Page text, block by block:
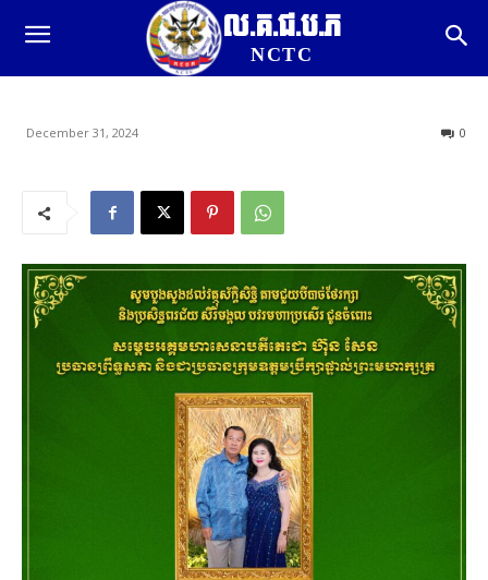
ល.គ.ជ.ប.ភ
NCTC
December 31, 2024 0